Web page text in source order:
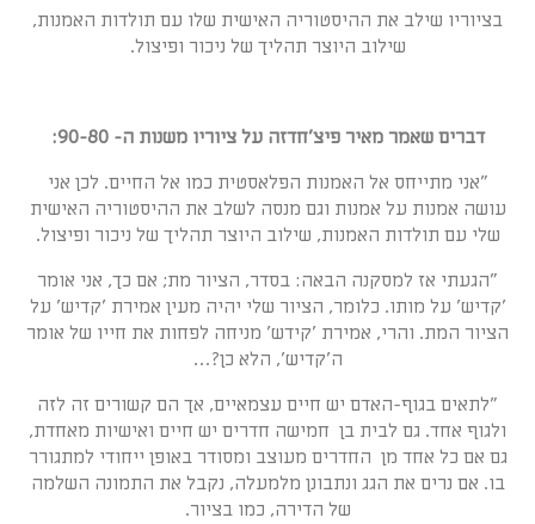
בציוריו שילב את ההיסטוריה האישית שלו עם תולדות האמנות,
שילוב היוצר תהליך של ניכור ופיצול.
דברים שאמר מאיר פיצ'חדזה על ציוריו משנות ה- 90-80:
"אני מתייחס אל האמנות הפלאסטית כמו אל החיים. לכן אני
עושה אמנות על אמנות וגם מנסה לשלב את ההיסטוריה האישית
שלי עם תולדות האמנות, שילוב היוצר תהליך של ניכור ופיצול.
"הגעתי אז למסקנה הבאה: בסדר, הציור מת; אם כך, אני אומר
'קדיש' על מותו. כלומר, הציור שלי יהיה מעין אמירת 'קדיש' על
הציור המת. והרי, אמירת 'קידש' מניחה לפחות את חייו של אומר
ה'קדיש', הלא כן?…
"לתאים בגוף-האדם יש חיים עצמאיים, אך הם קשורים זה לזה
ולגוף אחד. גם לבית בן חמישה חדרים יש חיים ואישיות מאחדת,
גם אם כל אחד מן החדרים מעוצב ומסודר באופן ייחודי למתגורר
בו. אם נרים את הגג ונתבונן מלמעלה, נקבל את התמונה השלמה
של הדירה, כמו בציור.